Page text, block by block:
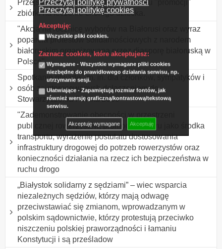
Przeczytaj politykę prywatności
Przeczytaj politykę cookies
Akceptuję:
Wszystkie pliki cookies.
Zaznacz cookies, które akceptujesz:
Wymagane - Wszystkie wymagane pliki cookies
niezbędne do prawidłowego działania serwisu, np.
utrzymanie sesji.
Ułatwiające - Zapamiętują rozmiar fontów, jak
również wersję graficzną/kontrastową/tekstową
serwisu.
Akceptuję wymagane Akceptuję
Przejście z banerem i balonami w celu "promocji"
zbiórki na leczenie chorego dziecka.
"Akcja na rocznicę wyborów na Białorusi oraz wyraz
poparcia protestów solidarnościowych z narodem
białoruskim organizowana przez diasporę białoruską w
Polsce"
Spotkanie otwarte , m. in. dla członków, sympatyków i
osób zainteresowanych dołączeniem do
Stowarzyszenia Polska 2050
"Zademonstrowanie obecności w przestrzeni
publicznej rowerzystów, promocja roweru jako środka
transportu, wyrażenie postulatu dostosowania
infrastruktury drogowej do potrzeb rowerzystów oraz
konieczności działania na rzecz ich bezpieczeństwa w
ruchu drogo
„Białystok solidarny z sędziami” – wiec wsparcia
niezależnych sędziów, którzy mają odwagę
przeciwstawiać się zmianom, wprowadzanym w
polskim sądownictwie, którzy protestują przeciwko
niszczeniu polskiej praworządności i łamaniu
Konstytucji i są prześladow